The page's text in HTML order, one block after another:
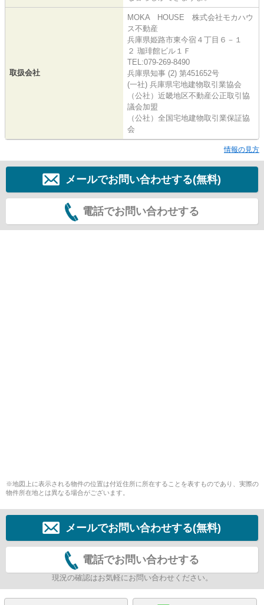
取扱会社
MOKA HOUSE 株式会社モカハウ
ス不動産
兵庫県姫路市東今宿４丁目６－１
２ 珈琲館ビル１Ｆ
TEL:079-269-8490
兵庫県知事 (2) 第451652号
(一社) 兵庫県宅地建物取引業協会
（公社）近畿地区不動産公正取引協
議会加盟
（公社）全国宅地建物取引業保証協
会
情報の見方
メールでお問い合わせする(無料)
電話でお問い合わせする
※地図上に表示される物件の位置は付近住所に所在することを表すものであり、実際の
物件所在地とは異なる場合がございます。
メールでお問い合わせする(無料)
電話でお問い合わせする
現況の確認はお気軽にお問い合わせください。